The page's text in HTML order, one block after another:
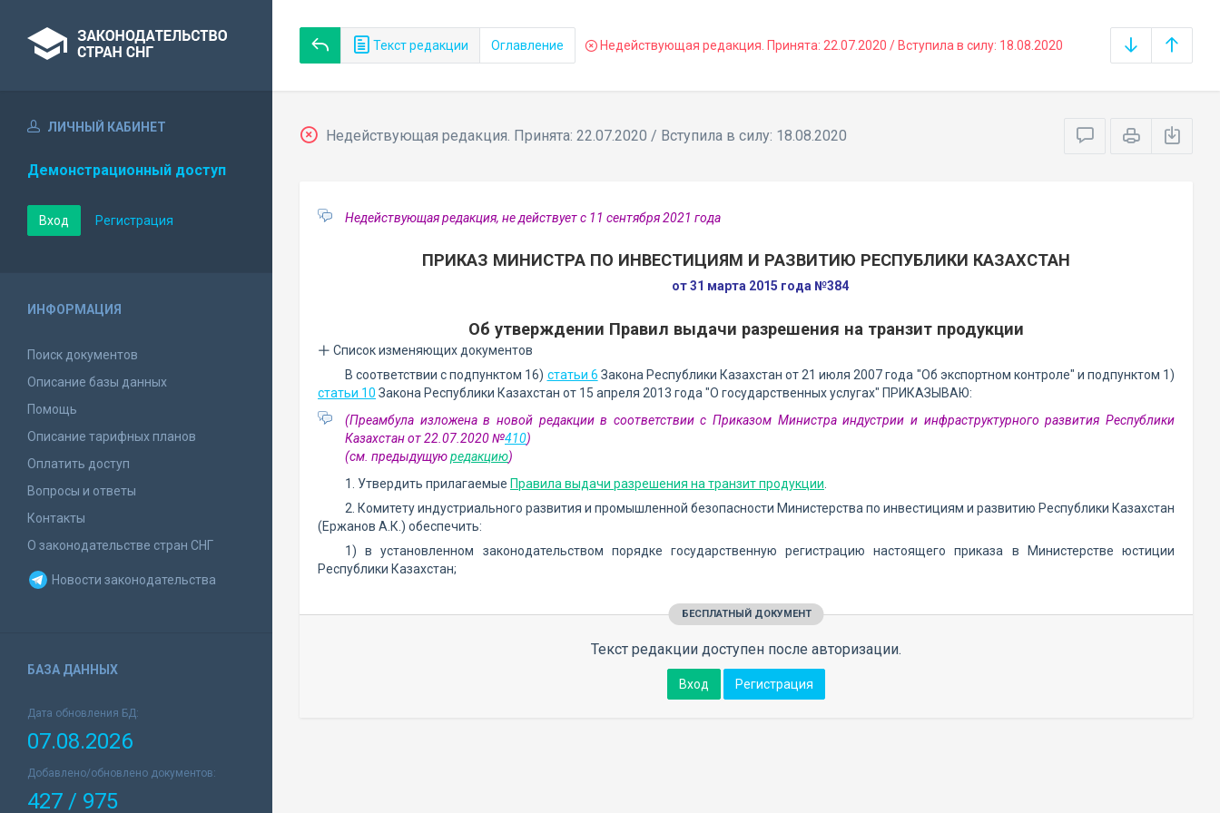
Текст редакции Оглавление Недействующая редакция. Принята: 22.07.2020 / Вступила в силу: 18.08.2020
ЛИЧНЫЙ КАБИНЕТ
Демонстрационный доступ
Вход Регистрация
ИНФОРМАЦИЯ
Поиск документов
Описание базы данных
Помощь
Описание тарифных планов
Оплатить доступ
Вопросы и ответы
Контакты
О законодательстве стран СНГ
Новости законодательства
БАЗА ДАННЫХ
Дата обновления БД:
07.08.2026
Добавлено/обновлено документов:
427 / 975
Недействующая редакция. Принята: 22.07.2020 / Вступила в силу: 18.08.2020
Недействующая редакция, не действует с 11 сентября 2021 года
ПРИКАЗ МИНИСТРА ПО ИНВЕСТИЦИЯМ И РАЗВИТИЮ РЕСПУБЛИКИ КАЗАХСТАН
от 31 марта 2015 года №384
Об утверждении Правил выдачи разрешения на транзит продукции
Список изменяющих документов
В соответствии с подпунктом 16) статьи 6 Закона Республики Казахстан от 21 июля 2007 года "Об экспортном контроле" и подпунктом 1)
статьи 10 Закона Республики Казахстан от 15 апреля 2013 года "О государственных услугах" ПРИКАЗЫВАЮ:
(Преамбула изложена в новой редакции в соответствии с Приказом Министра индустрии и инфраструктурного развития Республики
Казахстан от 22.07.2020 №410)
(см. предыдущуюредакцию)
1. Утвердить прилагаемые Правила выдачи разрешения на транзит продукции
2. Комитету индустриального развития и промышленной безопасности Министерства по инвестициям и развитию Республики Казахстан
(Ержанов А.К.) обеспечить:
1) в установленном законодательством порядке государственную регистрацию настоящего приказа в Министерстве юстиции
Республики Казахстан;
БЕСПЛАТНЫЙ ДОКУМЕНТ
Текст редакции доступен после авторизации.
Вход Регистрация